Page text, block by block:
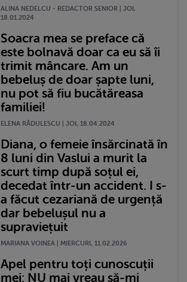
ALINA NEDELCU - REDACTOR SENIOR | JOI,
18.01.2024
Soacra mea se preface că
este bolnavă doar ca eu să îi
trimit mâncare. Am un
bebeluș de doar șapte luni,
nu pot să fiu bucătăreasa
familiei!
ELENA RĂDULESCU | JOI, 18.04.2024
Diana, o femeie însărcinată în
8 luni din Vaslui a murit la
scurt timp după soțul ei,
decedat într-un accident. I s-
a făcut cezariană de urgență
dar bebelușul nu a
supraviețuit
MARIANA VOINEA | MIERCURI, 11.02.2026
Apel pentru toți cunoscuții
mei: NU mai vreau să-mi